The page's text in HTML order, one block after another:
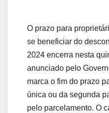
O prazo para
se beneficiar do
2024 encerra nesta
anunciado pelo
marca o fim do prazo
única ou da segunda
pelo parcelamento. O